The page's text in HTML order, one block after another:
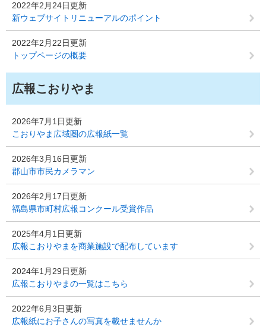
2022年2月24日更新
新ウェブサイトリニューアルのポイント
2022年2月22日更新
トップページの概要
広報こおりやま
2026年7月1日更新
こおりやま広域圏の広報紙一覧
2026年3月16日更新
郡山市市民カメラマン
2026年2月17日更新
福島県市町村広報コンクール受賞作品
2025年4月1日更新
広報こおりやまを商業施設で配布しています
2024年1月29日更新
広報こおりやまの一覧はこちら
2022年6月3日更新
広報紙にお子さんの写真を載せませんか